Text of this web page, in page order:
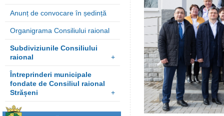
Anunț de convocare în ședință
Organigrama Consiliului raional
Subdiviziunile Consiliului
raional
+
Întreprinderi municipale
fondate de Consiliul raional
Strășeni
+